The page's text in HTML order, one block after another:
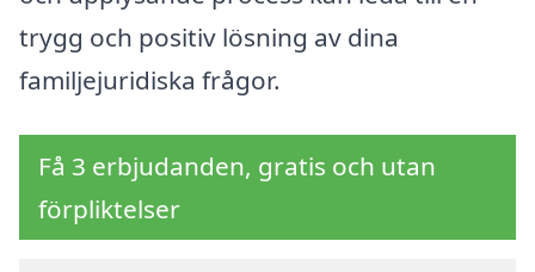
trygg och positiv lösning av dina
familjejuridiska frågor.
Få 3 erbjudanden, gratis och utan
förpliktelser